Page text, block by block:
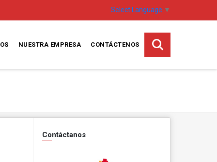
Select Language ▼
NUESTRA EMPRESA CONTÁCTENOS
Contáctanos